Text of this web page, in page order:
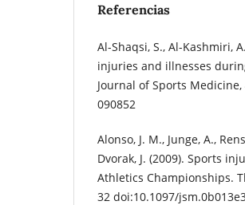
Referencias
Al-Shaqsi, S., Al-Kashmiri,
injuries and illnesses
Journal of Sports
090852
Alonso, J. M., Junge, A.,
Dvorak, J. (2009). Sports
Athletics Championships.
32 doi:10.1097/